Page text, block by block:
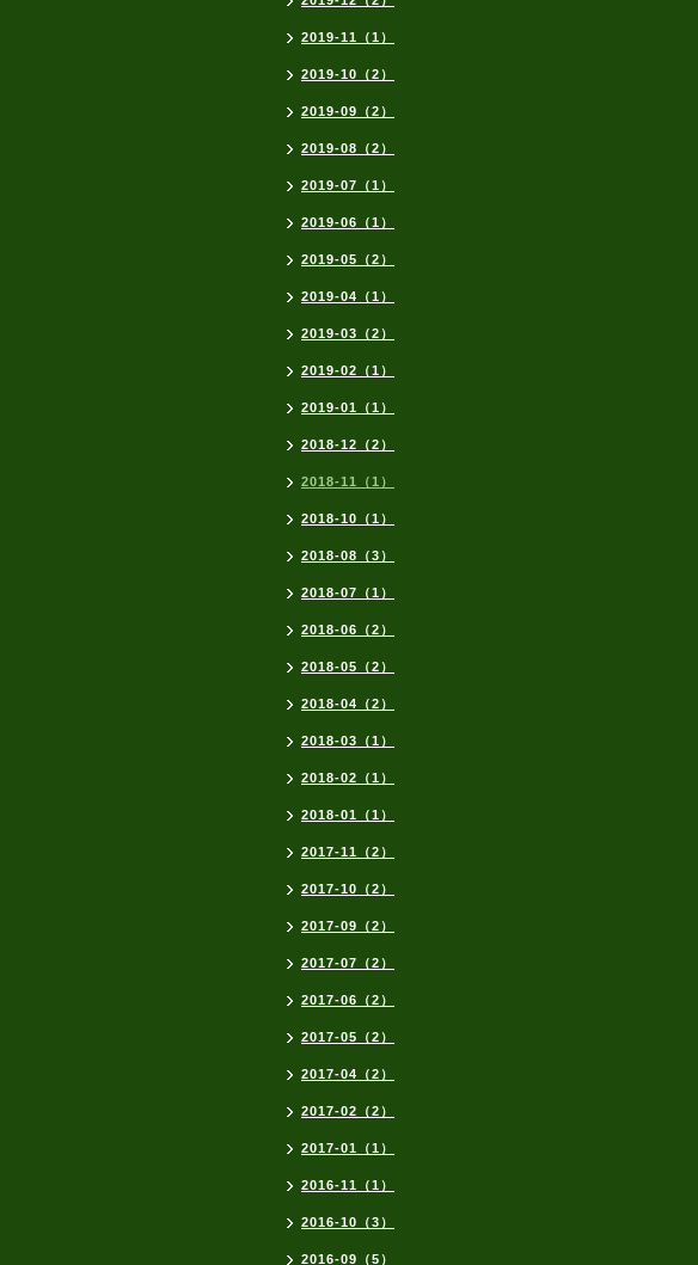
2019-11（1）
2019-10（2）
2019-09（2）
2019-08（2）
2019-07（1）
2019-06（1）
2019-05（2）
2019-04（1）
2019-03（2）
2019-02（1）
2019-01（1）
2018-12（2）
2018-11（1）
2018-10（1）
2018-08（3）
2018-07（1）
2018-06（2）
2018-05（2）
2018-04（2）
2018-03（1）
2018-02（1）
2018-01（1）
2017-11（2）
2017-10（2）
2017-09（2）
2017-07（2）
2017-06（2）
2017-05（2）
2017-04（2）
2017-02（2）
2017-01（1）
2016-11（1）
2016-10（3）
2016-09（5）